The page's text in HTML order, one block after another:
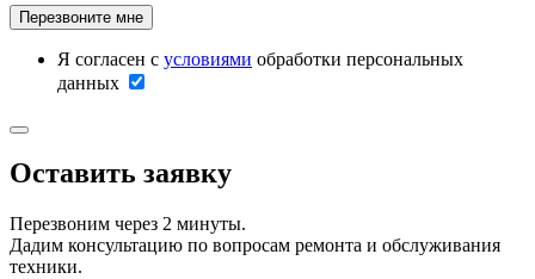
Я согласен с условиями обработки персональных
данных
Оставить заявку
Перезвоним через 2 минуты.
Дадим консультацию по вопросам ремонта и обслуживания
техники.